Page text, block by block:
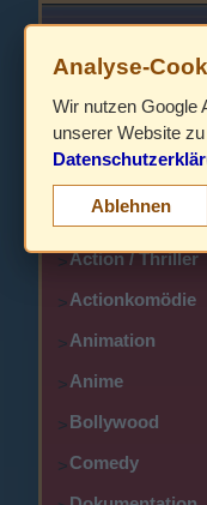
HOME
>
> Action
>Action / Thriller
>Actionkomödie
>Animation
>Anime
>Bollywood
>Comedy
Analyse-
Wir nutzen Google
unserer Website
Ablehnen